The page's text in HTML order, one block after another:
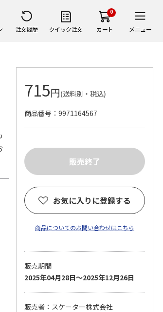
注文履歴 クイック注文
0
カート メニュー
715円(送料別・税込)
商品番号
9971164567
お気に入りに登録する
商品についてのお問い合わせはこちら
販売期間
2025年04月28日～2025年12月26日
販売者：スケーター株式会社